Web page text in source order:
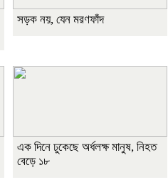
সড়ক নয়, যেন মরণফাঁদ
এক দিনে ঢুকেছে অর্ধলক্ষ মানুষ, নিহত
বেড়ে ১৮